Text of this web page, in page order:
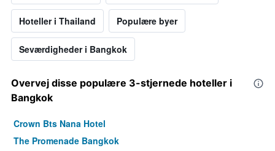
Hoteller i Thailand Populære byer
Seværdigheder i Bangkok
Overvej disse populære 3-stjernede hoteller i
Bangkok
Crown Bts Nana Hotel
The Promenade Bangkok